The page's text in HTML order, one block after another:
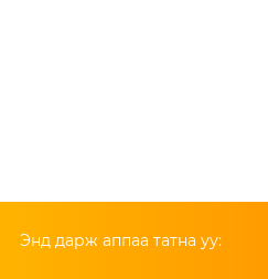
Энд дарж аппаа татна уу: